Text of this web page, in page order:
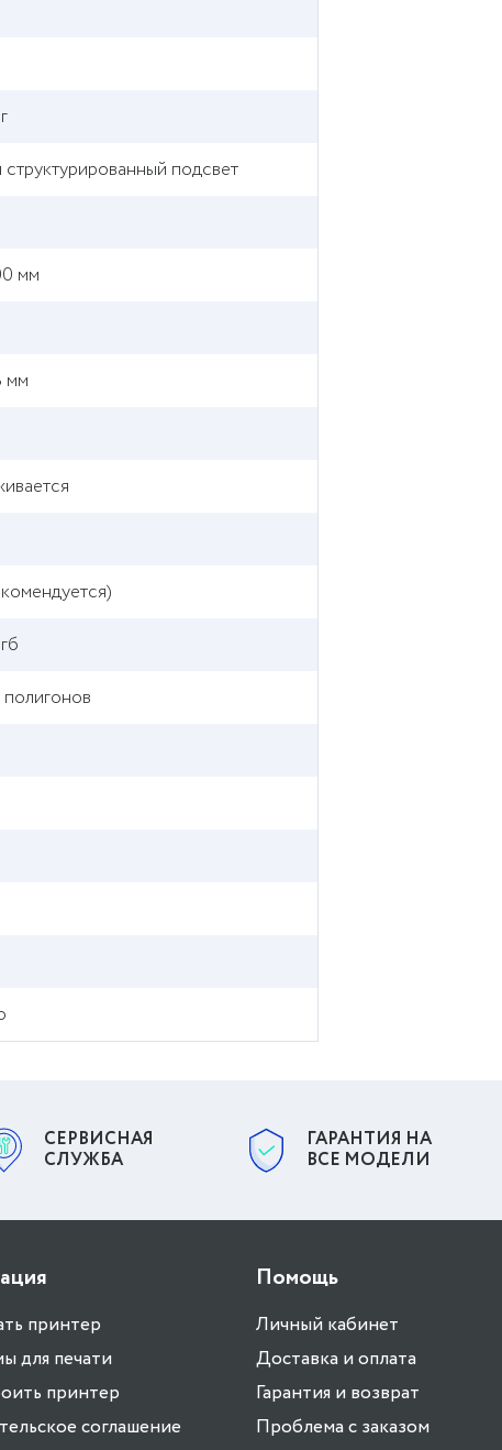
подсвет
мм
мм
СЕРВИСНАЯ
СЛУЖБА
ГАРАНТИЯ НА
ВСЕ МОДЕЛИ
принтер
для печати
принтер
соглашение
Помощь
Личный кабинет
Доставка и оплата
Гарантия и возврат
Проблема с заказом